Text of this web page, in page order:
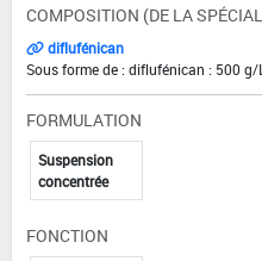
COMPOSITION (DE LA
diflufénican
Sous forme de : diflufénican : 500 g/
FORMULATION
Suspension
concentrée
FONCTION